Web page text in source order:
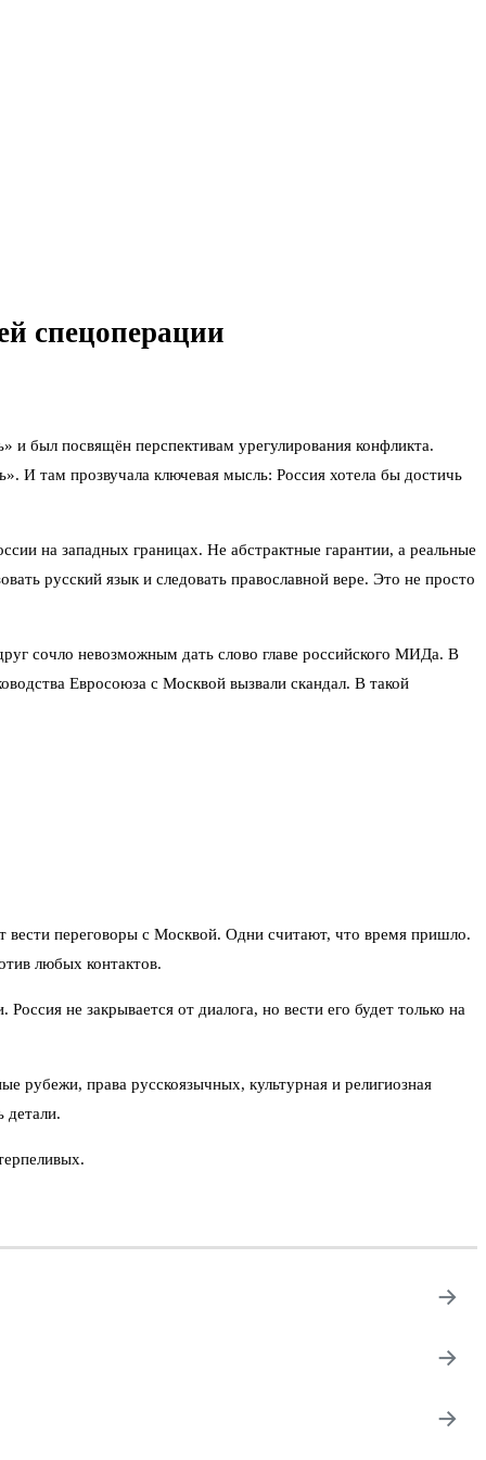
спецоперации
и был посвящён перспективам урегулирования конфликта.
И там прозвучала ключевая мысль: Россия хотела бы достичь
на западных границах. Не абстрактные гарантии, а реальные
русский язык и следовать православной вере. Это не просто
сочло невозможным дать слово главе российского МИДа. В
Евросоюза с Москвой вызвали скандал. В такой
вести переговоры с Москвой. Одни считают, что время пришло.
любых контактов.
не закрывается от диалога, но вести его будет только на
рубежи, права русскоязычных, культурная и религиозная
детали.
→
→
→